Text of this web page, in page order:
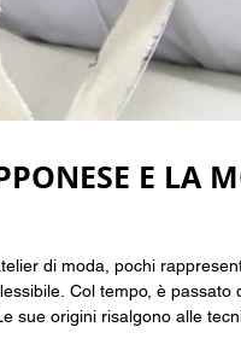
E LA
di moda, pochi
Col tempo, è
di quilting e patchwork , dove questi righelli